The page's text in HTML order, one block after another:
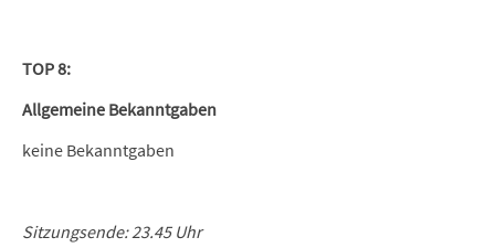
TOP 8:
Allgemeine Bekanntgaben
keine Bekanntgaben
Sitzungsende: 23.45 Uhr